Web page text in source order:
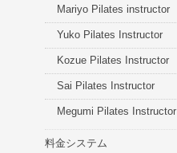
Mariyo Pilates instructor
Yuko Pilates Instructor
Kozue Pilates Instructor
Sai Pilates Instructor
Megumi Pilates Instructor
料金システム